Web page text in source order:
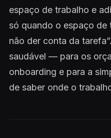
espaço de trabalho e
só quando o espaço de
não der conta da
saudável — para os
onboarding e para a
de saber onde o